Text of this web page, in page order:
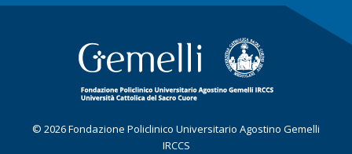
© 2026 Fondazione Policlinico Universitario Agostino Gemelli
IRCCS